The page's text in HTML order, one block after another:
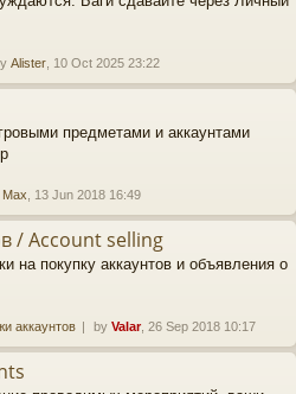
Alister , 10 Oct 2025 23:22
предметами и аккаунтами
Max , 13 Jun 2018 16:49
/ Account selling
на покупку аккаунтов и объявления о
аккаунтов by Valar, 26 Sep 2018 10:17